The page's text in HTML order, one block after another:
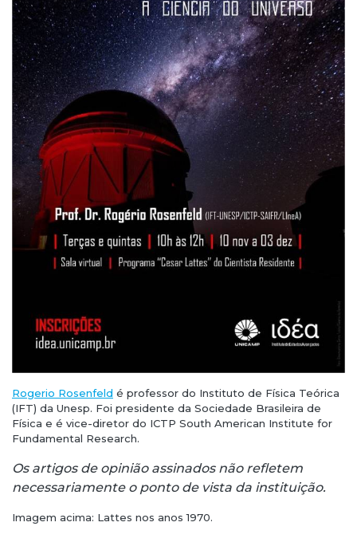
Rogerio Rosenfeld é professor do Instituto de Física Teórica
(IFT) da Unesp. Foi presidente da Sociedade Brasileira de
Física e é vice-diretor do ICTP South American Institute for
Fundamental Research.
Os artigos de opinião assinados não refletem
necessariamente o ponto de vista da instituição.
Imagem acima: Lattes nos anos 1970.